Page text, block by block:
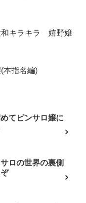
和キラキラ 嬉野嬢
指名編)
てピンサロ嬢に
ロの世界の裏側